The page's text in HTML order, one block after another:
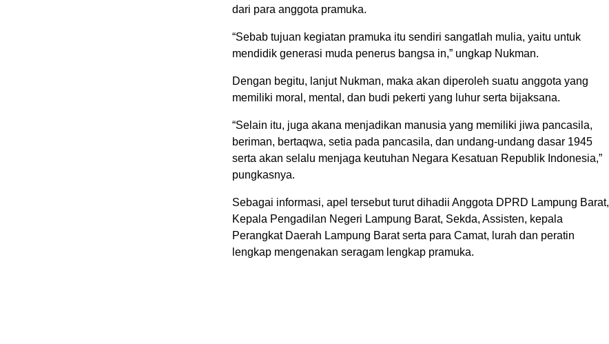
dari para anggota pramuka.
“Sebab tujuan kegiatan pramuka itu sendiri sangatlah mulia, yaitu untuk
mendidik generasi muda penerus bangsa in,” ungkap Nukman.
Dengan begitu, lanjut Nukman, maka akan diperoleh suatu anggota yang
memiliki moral, mental, dan budi pekerti yang luhur serta bijaksana.
“Selain itu, juga akana menjadikan manusia yang memiliki jiwa pancasila,
beriman, bertaqwa, setia pada pancasila, dan undang-undang dasar 1945
serta akan selalu menjaga keutuhan Negara Kesatuan Republik Indonesia,”
pungkasnya.
Sebagai informasi, apel tersebut turut dihadii Anggota DPRD Lampung Barat,
Kepala Pengadilan Negeri Lampung Barat, Sekda, Assisten, kepala
Perangkat Daerah Lampung Barat serta para Camat, lurah dan peratin
lengkap mengenakan seragam lengkap pramuka.